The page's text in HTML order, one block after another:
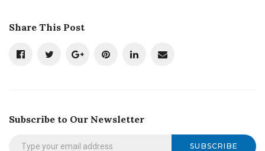
Share This Post
Subscribe to Our Newsletter
SUBSCRIBE